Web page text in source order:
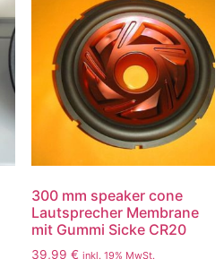
300 mm speaker cone
Lautsprecher Membrane
mit Gummi Sicke CR20
39,99 € inkl. 19% MwSt.